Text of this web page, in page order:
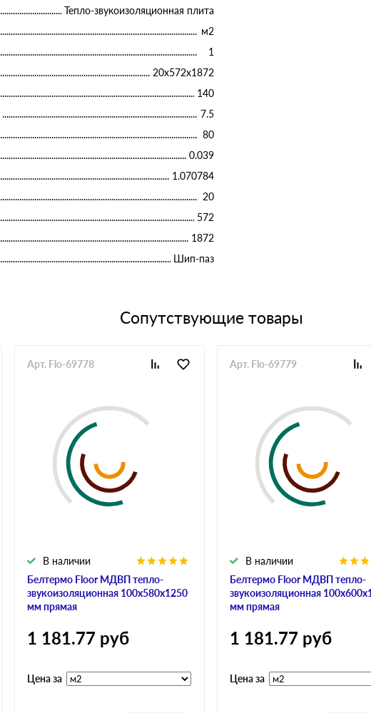
Тепло-звукоизоляционная плита
м2
1
20х572х1872
140
7.5
80
0.039
1.070784
20
572
1872
Шип-паз
Сопутствующие товары
Белтермо Floor МДВП тепло-
звукоизоляционная 100х580х1250
мм прямая
В наличии
Арт. Flo-69778
1 181.77 руб
Цена за
Белтермо Floor МДВП тепло-
звукоизоляционная
мм прямая
В наличии
Арт. Flo-69779
1 181.77 руб
Цена за